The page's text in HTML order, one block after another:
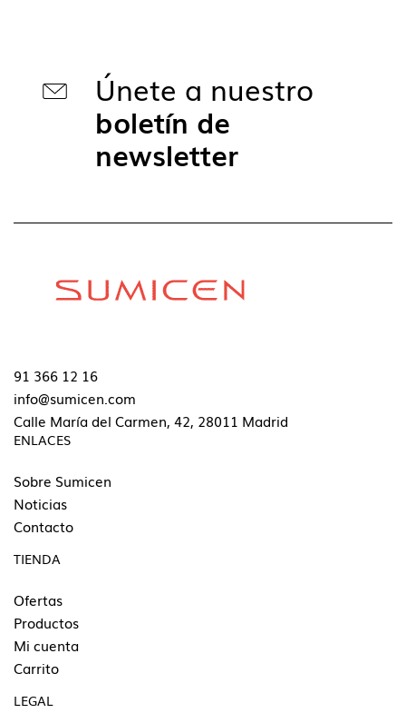
Únete a nuestro
boletín de
newsletter
91 366 12 16
info@sumicen.com
Calle María del Carmen, 42, 28011 Madrid
ENLACES
Sobre Sumicen
Noticias
Contacto
TIENDA
Ofertas
Productos
Mi cuenta
Carrito
LEGAL